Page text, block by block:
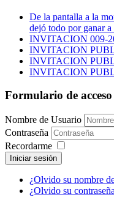
De la pantalla a la
dejó todo por ganar
INVITACION 009-
INVITACION
INVITACION
INVITACION
Formulario de acceso
Nombre de Usuario
Contraseña
Recordarme
Iniciar sesión
¿Olvido su nombre
¿Olvido su